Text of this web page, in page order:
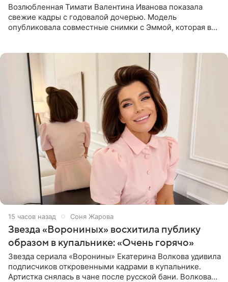
Возлюбленная Тимати Валентина Иванова показала
свежие кадры с годовалой дочерью. Модель
опубликовала совместные снимки с Эммой, которая в
15 часов назад Соня Жарова
Звезда «Ворониных» восхитила публику
образом в купальнике: «Очень горячо»
Звезда сериала «Воронины» Екатерина Волкова удивила
подписчиков откровенными кадрами в купальнике.
Артистка снялась в чане после русской бани. Волкова